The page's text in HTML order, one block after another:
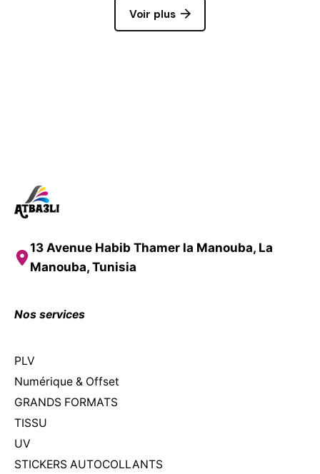
Voir plus
13 Avenue Habib Thamer la Manouba, La
Manouba, Tunisia
Nos services
PLV
Numérique & Offset
GRANDS FORMATS
TISSU
UV
STICKERS AUTOCOLLANTS